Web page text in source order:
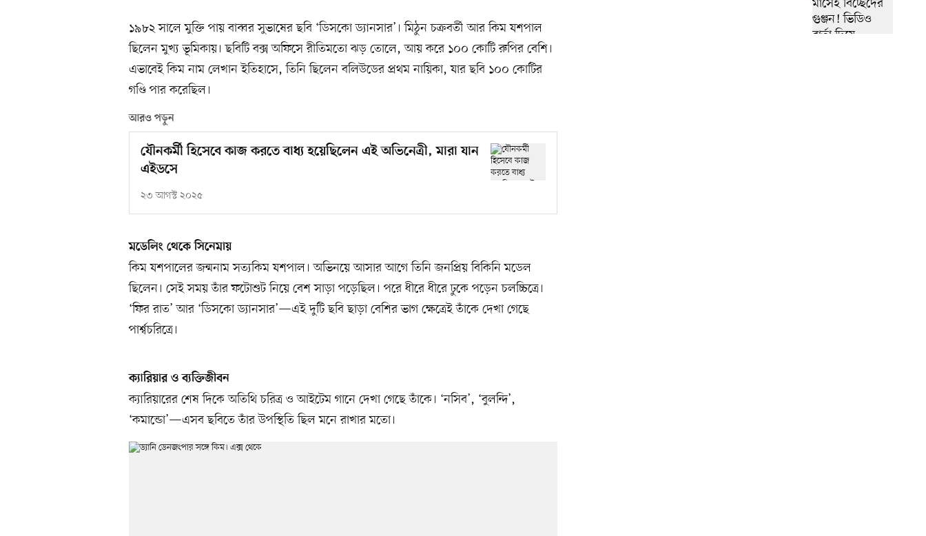
১৯৮২ সালে মুক্তি পায় বাব্বর সুভাষের ছবি ‘ডিসকো ড্যানসার’। মিঠুন চক্রবর্তী আর কিম যশপাল
ছিলেন মুখ্য ভূমিকায়। ছবিটি বক্স অফিসে রীতিমতো ঝড় তোলে, আয় করে ১০০ কোটি রুপির বেশি।
এভাবেই কিম নাম লেখান ইতিহাসে, তিনি ছিলেন বলিউডের প্রথম নায়িকা, যার ছবি ১০০ কোটির
গণ্ডি পার করেছিল।
আরও পড়ুন
যৌনকর্মী হিসেবে কাজ করতে বাধ্য হয়েছিলেন এই অভিনেত্রী, মারা যান
এইডসে
২৩ আগস্ট ২০২৫
মডেলিং থেকে সিনেমায়
কিম যশপালের জন্মনাম সত্যকিম যশপাল। অভিনয়ে আসার আগে তিনি জনপ্রিয় বিকিনি মডেল
ছিলেন। সেই সময় তাঁর ফটোশুট নিয়ে বেশ সাড়া পড়েছিল। পরে ধীরে ধীরে ঢুকে পড়েন চলচ্চিত্রে।
‘ফির রাত’ আর ‘ডিসকো ড্যানসার’—এই দুটি ছবি ছাড়া বেশির ভাগ ক্ষেত্রেই তাঁকে দেখা গেছে
পার্শ্বচরিত্রে।
ক্যারিয়ার ও ব্যক্তিজীবন
ক্যারিয়ারের শেষ দিকে অতিথি চরিত্র ও আইটেম গানে দেখা গেছে তাঁকে। ‘নসিব’, ‘বুলন্দি’,
‘কমান্ডো’—এসব ছবিতে তাঁর উপস্থিতি ছিল মনে রাখার মতো।